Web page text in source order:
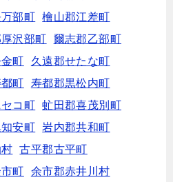
部町
檜山郡江差町
沢部町
爾志郡乙部町
町
久遠郡せたな町
町
寿都郡黒松内町
コ町
虻田郡喜茂別町
安町
岩内郡共和町
古平郡古平町
町
余市郡赤井川村